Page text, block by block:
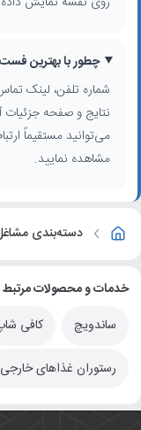
چطور با بهترین
شماره تلفن، لینک
نتایج و صفحه
می‌توانید مستقیماً
مشاهده نمایید.
دسته‌بندی
خدمات و محصولات
ساندویچ
کافی
رستوران غذاهای خارجی